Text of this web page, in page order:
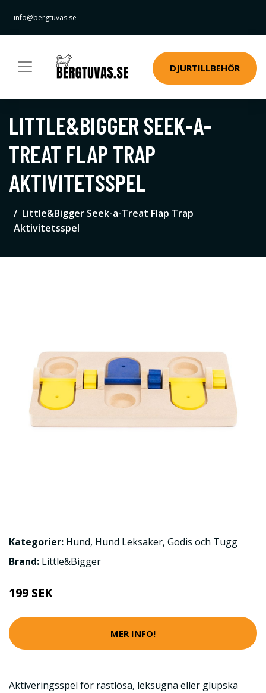
info@bergtuvas.se
DJURTILLBEHÖR
LITTLE&BIGGER SEEK-A-
TREAT FLAP TRAP
AKTIVITETSSPEL
Little&Bigger Seek-a-Treat Flap Trap
Aktivitetsspel
Kategorier: Hund, Hund Leksaker, Godis och Tugg
Brand: Little&Bigger
199 SEK
MER INFO!
Aktiveringsspel för rastlösa, leksugna eller glupska